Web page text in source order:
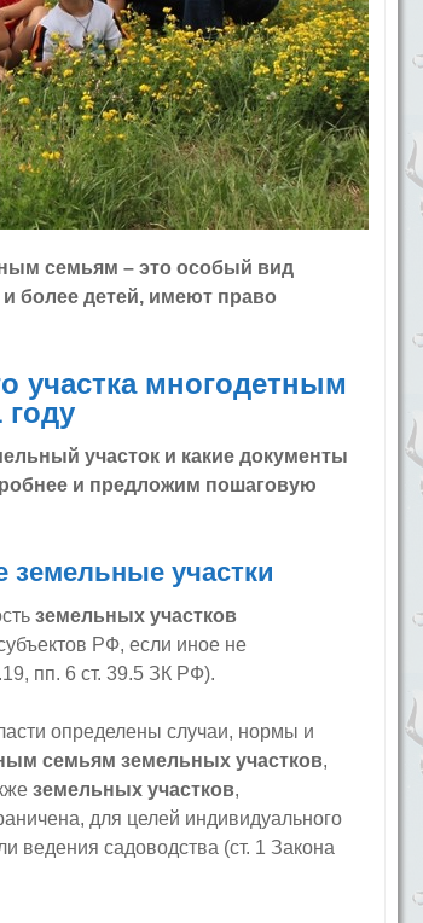
семьям – это особый вид
более детей, имеют право
участка многодетным
году
участок и какие документы
и предложим пошаговую
земельные участки
земельных участков
РФ, если иное не
пп. 6 ст. 39.5 ЗК РФ).
определены случаи, нормы и
семьям земельных участков,
земельных участков,
для целей индивидуального
ведения садоводства (ст. 1 Закона